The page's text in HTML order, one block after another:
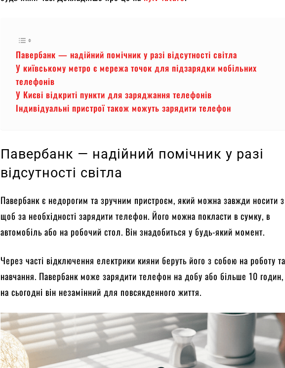
Павербанк — надійний помічник у разі відсутності світла
У київському метро є мережа точок для підзарядки мобільних
телефонів
У Києві відкриті пункти для заряджання телефонів
Індивідуальні пристрої також можуть зарядити телефон
Павербанк — надійний помічник у разі
відсутності світла
Павербанк є недорогим та зручним пристроєм, який можна завжди носити
щоб за необхідності зарядити телефон. Його можна покласти в сумку, в
автомобіль або на робочий стол. Він знадобиться у будь-який момент.
Через часті відключення електрики кияни беруть його з собою на роботу та
навчання. Павербанк може зарядити телефон на добу або більше 10
на сьогодні він незамінний для повсякденного життя.